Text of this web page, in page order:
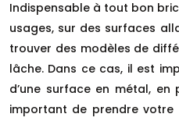
Indispensable à tout bon
usages, sur des surfaces
trouver des modèles de
lâche. Dans ce cas, il est
d’une surface en métal,
important de prendre